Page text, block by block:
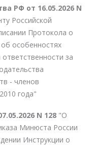
РФ от 16.05.2026 N
Российской
Протокола о
особенностях
за
- членов
года"
N 128 "О
Минюста России
Инструкции о